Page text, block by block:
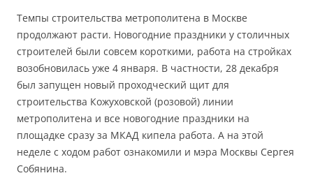
Темпы строительства метрополитена в Москве
продолжают расти. Новогодние праздники у столичных
строителей были совсем короткими, работа на стройках
возобновилась уже 4 января. В частности, 28 декабря
был запущен новый проходческий щит для
строительства Кожуховской (розовой) линии
метрополитена и все новогодние праздники на
площадке сразу за МКАД кипела работа. А на этой
неделе с ходом работ ознакомили и мэра Москвы Сергея
Собянина.